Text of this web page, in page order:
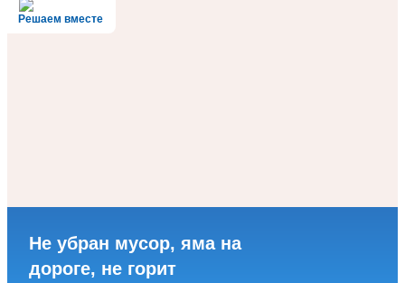
Решаем вместе
Не убран мусор, яма на
дороге, не горит